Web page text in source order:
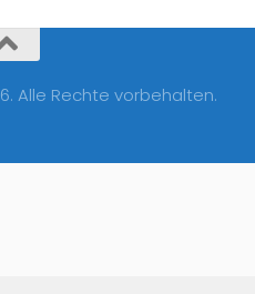
Alle Rechte vorbehalten.